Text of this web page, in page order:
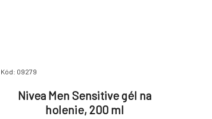
Kód: 09279
Nivea Men Sensitive gél na
holenie, 200 ml